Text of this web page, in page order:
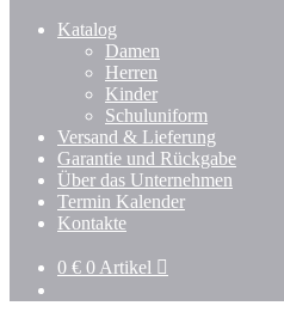
Katalog
Damen
Herren
Kinder
Schuluniform
Versand & Lieferung
Garantie und Rückgabe
Über das Unternehmen
Termin Kalender
Kontakte
0 € 0 Artikel